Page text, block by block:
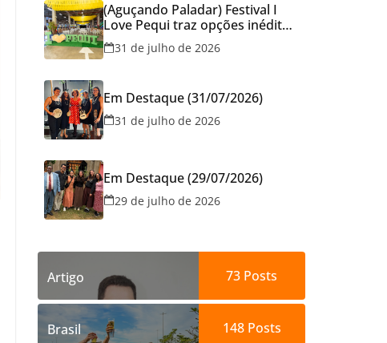
(Aguçando Paladar) Festival I
Love Pequi traz opções inéditas
de pratos e atrações gratuitas
no fim de semana dos Pais em
31 de julho de 2026
Em Destaque (31/07/2026)
31 de julho de 2026
Em Destaque (29/07/2026)
29 de julho de 2026
Artigo 73 Posts
Brasil 148Posts